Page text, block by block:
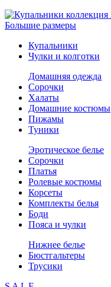
Большие размеры
Купальники
Чулки и колготки
Домашняя одежда
Сорочки
Халаты
Домашние костюмы
Пижамы
Туники
Эротическое белье
Сорочки
Платья
Ролевые костюмы
Корсеты
Комплекты белья
Боди
Пояса и чулки
Нижнее белье
Бюстгальтеры
Трусики